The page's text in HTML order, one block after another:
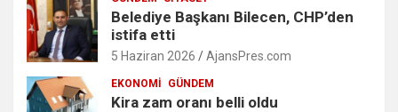
Belediye Başkanı Bilecen, CHP’den
istifa etti
5 Haziran 2026 AjansPres.com
EKONOMI GÜNDEM
Kira zam oranı belli oldu